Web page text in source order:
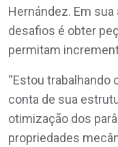
Hernández. Em
desafios é obter
permitam
“Estou trabalhando
conta de sua
otimização dos
propriedades